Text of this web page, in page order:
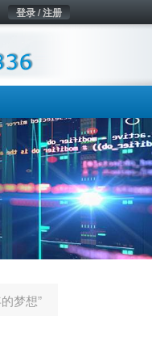
登录 / 注册
梦想”